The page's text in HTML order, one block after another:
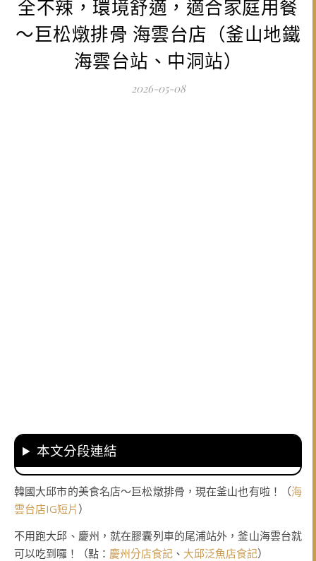
全不辣，環境舒適，適合家庭用餐
～巨松燉排骨 海雲台店（釜山地鐵
海雲台站、中洞站）
2026-05-08
本文分段連結
韓國大邱市的美食名店～巨松燉排骨，現在釜山也有啦！（海
雲台店IG短片 ）
不用跑大邱、慶州，就在膠囊列車的尾浦站外，釜山海雲台就
可以吃到囉！（點： 慶州分店食記 、 大邱泛魚店食記）